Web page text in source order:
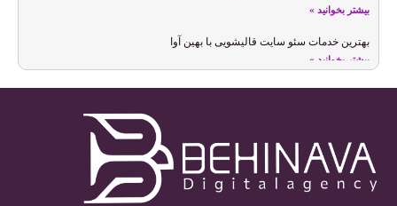
بیشتر بخوانید »
بهترین خدمات سئو سایت قالیشویی با بهین آوا
بیشتر بخوانید »
خدمات سئو سایت شخصی
سئو سایت عکاسی و بهینه سازی سایت عکاسان
بیشتر بخوانید »
بالا بردن رتبه سایت با خدمات سئو سایت معماری